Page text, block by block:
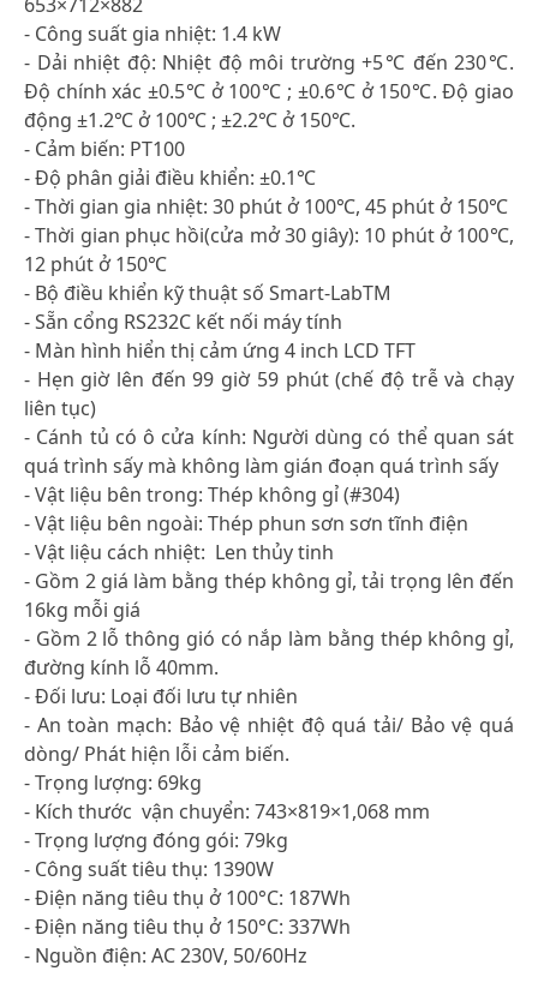
- Công suất gia nhiệt: 1.4 kW
- Dải nhiệt độ: Nhiệt độ môi trường +5℃ đến 230℃.
Độ chính xác ±0.5℃ ở 100℃ ; ±0.6℃ ở 150℃. Độ giao
động ±1.2℃ ở 100℃ ; ±2.2℃ ở 150℃.
- Cảm biến: PT100
- Độ phân giải điều khiển: ±0.1℃
- Thời gian gia nhiệt: 30 phút ở 100℃, 45 phút ở 150℃
- Thời gian phục hồi(cửa mở 30 giây): 10 phút ở 100℃,
12 phút ở 150℃
- Bộ điều khiển kỹ thuật số Smart-LabTM
- Sẵn cổng RS232C kết nối máy tính
- Màn hình hiển thị cảm ứng 4 inch LCD TFT
- Hẹn giờ lên đến 99 giờ 59 phút (chế độ trễ và chạy
liên tục)
- Cánh tủ có ô cửa kính: Người dùng có thể quan sát
quá trình sấy mà không làm gián đoạn quá trình sấy
- Vật liệu bên trong: Thép không gỉ (#304)
- Vật liệu bên ngoài: Thép phun sơn sơn tĩnh điện
- Vật liệu cách nhiệt: Len thủy tinh
- Gồm 2 giá làm bằng thép không gỉ, tải trọng lên đến
16kg mỗi giá
- Gồm 2 lỗ thông gió có nắp làm bằng thép không gỉ,
đường kính lỗ 40mm.
- Đối lưu: Loại đối lưu tự nhiên
- An toàn mạch: Bảo vệ nhiệt độ quá tải/ Bảo vệ quá
dòng/ Phát hiện lỗi cảm biến.
- Trọng lượng: 69kg
- Kích thước vận chuyển: 743×819×1,068 mm
- Trọng lượng đóng gói: 79kg
- Công suất tiêu thụ: 1390W
- Điện năng tiêu thụ ở 100°C: 187Wh
- Điện năng tiêu thụ ở 150°C: 337Wh
- Nguồn điện: AC 230V, 50/60Hz